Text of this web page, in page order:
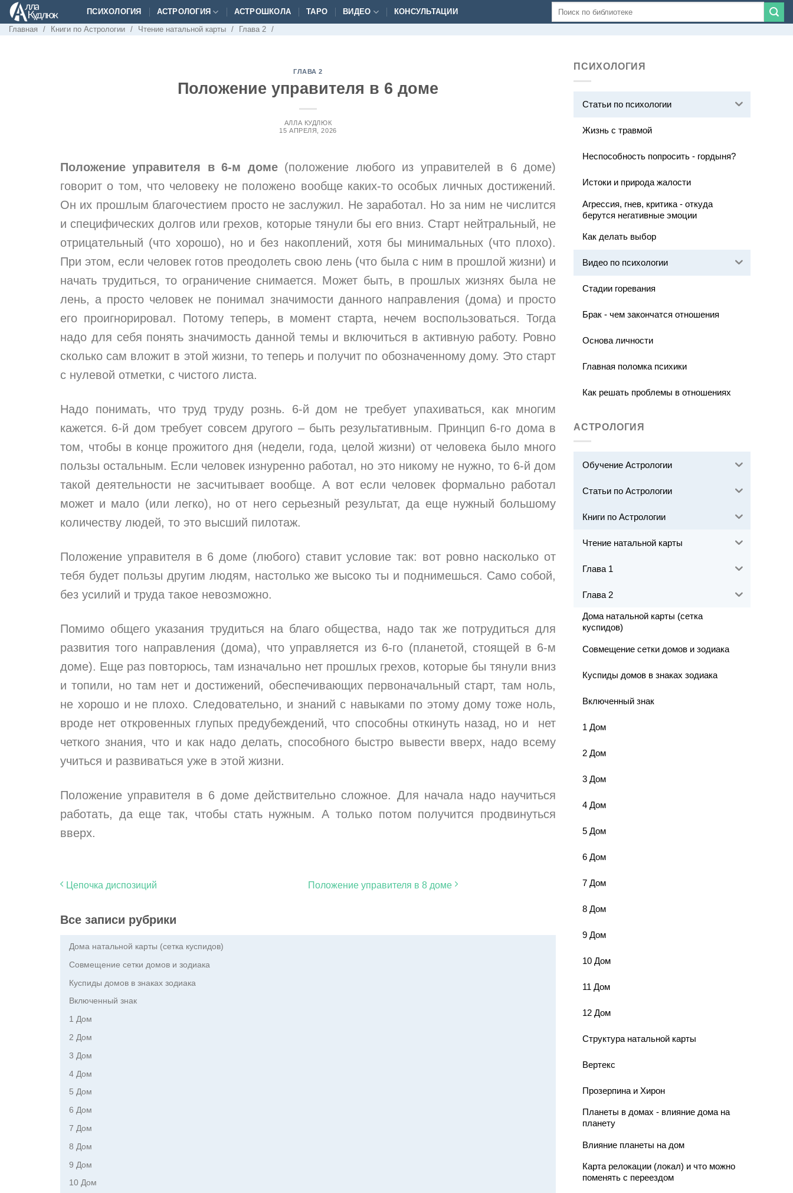
Skip
to
ПСИХОЛОГИЯ АСТРОЛОГИЯ АСТРОШКОЛА ТАРО ВИДЕО
КОНСУЛЬТАЦИИ
Главная
/ Книги по Астрологии / Чтение натальной карты / Глава 2 /
ГЛАВА 2
Положение управителя в 6 доме
АЛЛА КУДЛЮК
15 АПРЕЛЯ, 2026
Положение управителя в 6-м доме(положение любого из управителей в 6 доме)
говорит о том, что человеку не положено вообще каких-то особых личных достижений.
Он их прошлым благочестием просто не заслужил. Не заработал. Но за ним не числится
и специфических долгов или грехов, которые тянули бы его вниз. Старт нейтральный, не
отрицательный (что хорошо), но и без накоплений, хотя бы минимальных (что плохо).
При этом, если человек готов преодолеть свою лень (что была с ним в прошлой жизни) и
начать трудиться, то ограничение снимается. Может быть, в прошлых жизнях была не
лень, а просто человек не понимал значимости данного направления (дома) и просто
его проигнорировал. Потому теперь, в момент старта, нечем воспользоваться. Тогда
надо для себя понять значимость данной темы и включиться в активную работу. Ровно
сколько сам вложит в этой жизни, то теперь и получит по обозначенному дому. Это старт
с нулевой отметки, с чистого листа.
Надо понимать, что труд труду рознь. 6-й дом не требует упахиваться, как многим
кажется. 6-й дом требует совсем другого – быть результативным. Принцип 6-го дома в
том, чтобы в конце прожитого дня (недели, года, целой жизни) от человека было много
пользы остальным. Если человек изнуренно работал, но это никому не нужно, то 6-й дом
такой деятельности не засчитывает вообще. А вот если человек формально работал
может и мало (или легко), но от него серьезный результат, да еще нужный большому
количеству людей, то это высший пилотаж.
Положение управителя в 6 доме (любого) ставит условие так: вот ровно насколько от
тебя будет пользы другим людям, настолько же высоко ты и поднимешься. Само собой,
без усилий и труда такое невозможно.
Помимо общего указания трудиться на благо общества, надо так же потрудиться для
развития того направления (дома), что управляется из 6-го (планетой, стоящей в 6-м
доме). Еще раз повторюсь, там изначально нет прошлых грехов, которые бы тянули вниз
и топили, но там нет и достижений, обеспечивающих первоначальный старт, там ноль,
не хорошо и не плохо. Следовательно, и знаний с навыками по этому дому тоже ноль,
вроде нет откровенных глупых предубеждений, что способны откинуть назад, но и нет
четкого знания, что и как надо делать, способного быстро вывести вверх, надо всему
учиться и развиваться уже в этой жизни.
Положение управителя в 6 доме действительно сложное. Для начала надо научиться
работать, да еще так, чтобы стать нужным. А только потом получится продвинуться
вверх.
Цепочка диспозиций Положение управителя в 8 доме
Все записи рубрики
Дома натальной карты (сетка куспидов)
Совмещение сетки домов и зодиака
Куспиды домов в знаках зодиака
Включенный знак
1 Дом
2 Дом
3 Дом
4 Дом
5 Дом
6 Дом
7 Дом
8 Дом
9 Дом
10 Дом
ПСИХОЛОГИЯ
Статьи по психологии
Жизнь с травмой
Неспособность попросить - гордыня?
Истоки и природа жалости
Агрессия, гнев, критика - откуда
берутся негативные эмоции
Как делать выбор
Видео по психологии
Стадии горевания
Брак - чем закончатся отношения
Основа личности
Главная поломка психики
Как решать проблемы в отношениях
АСТРОЛОГИЯ
Обучение Астрологии
Статьи по Астрологии
Книги по Астрологии
Чтение натальной карты
Глава 1
Глава 2
Дома натальной карты (сетка
куспидов)
Совмещение сетки домов и зодиака
Куспиды домов в знаках зодиака
Включенный знак
1 Дом
2 Дом
3 Дом
4 Дом
5 Дом
6 Дом
7 Дом
8 Дом
9 Дом
10 Дом
11 Дом
12 Дом
Структура натальной карты
Вертекс
Прозерпина и Хирон
Планеты в домах - влияние дома на
планету
Влияние планеты на дом
Карта релокации (локал) и что можно
поменять с переездом